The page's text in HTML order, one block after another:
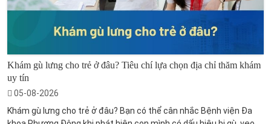
Khám gù lưng cho trẻ ở đâu? Tiêu chí lựa chọn địa chỉ thăm khám
uy tín
05-08-2026
Khám gù lưng cho trẻ ở đâu? Bạn có thể cân nhắc Bệnh viện Đa